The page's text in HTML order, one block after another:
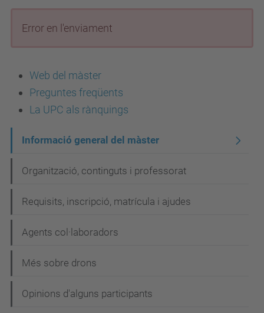
Error en l'enviament
Web del màster
Preguntes freqüents
La UPC als rànquings
a
v
g
a
i
ó
Informació general del màster
Organització, continguts i professorat
Requisits, inscripció, matrícula i ajudes
Agents col·laboradors
Més sobre drons
Opinions d'alguns participants